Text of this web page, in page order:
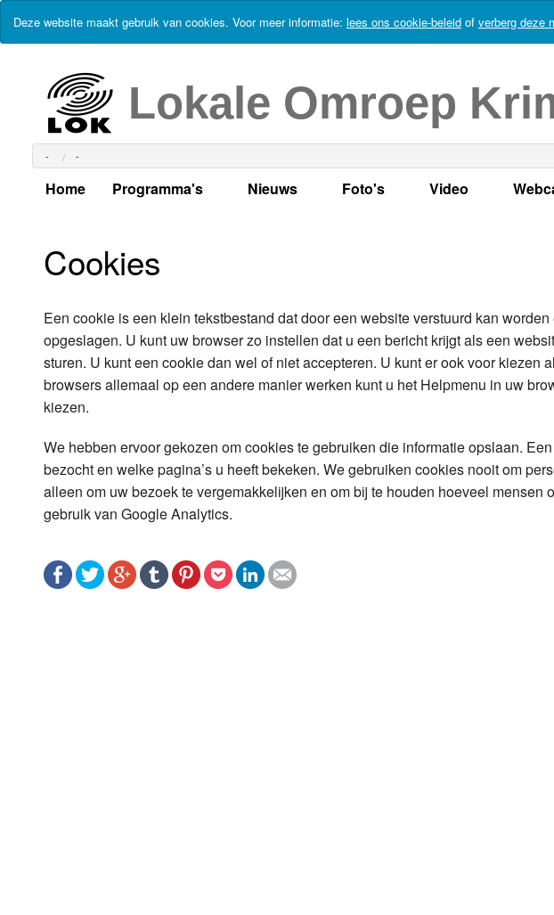
Deze website maakt gebruik van cookies. Voor meer informatie: lees ons cookie-beleid of verberg deze
Lokale Omroep
- -
Home Programma's
Weekschema
Per dag
Maandag
Dinsdag
Woensdag
Vrijdag
Alle programma's
Uitzending gemist?
LOK schijf
Oude LOK programma's
Nieuws
Kabelkrant
Columns
RSS feed
Foto's
Programma's
Smoelenboek
Video
Video Krimpen
Cookies
Een cookie is een klein tekstbestand dat door een website verstuurd kan
opgeslagen. U kunt uw browser zo instellen dat u een bericht krijgt als een
sturen. U kunt een cookie dan wel of niet accepteren. U kunt er ook voor kiezen
browsers allemaal op een andere manier werken kunt u het Helpmenu in uw
kiezen.
We hebben ervoor gekozen om cookies te gebruiken die informatie opslaan.
bezocht en welke pagina’s u heeft bekeken. We gebruiken cookies nooit om
alleen om uw bezoek te vergemakkelijken en om bij te houden hoeveel mensen
gebruik van Google Analytics.